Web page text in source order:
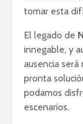
tomar esta
El legado de
innegable, y
ausencia
pronta
podamos
escenarios.